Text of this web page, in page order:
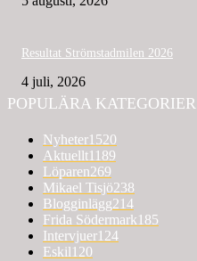
Resultat Strömstadmilen 2026
4 juli, 2026
POPULÄRA KATEGORIER
Nyheter1520
Aktuellt1189
Löparen269
Mikael Tisjö238
Blogginlägg214
Frida Södermark185
Intervjuer124
Eskil120